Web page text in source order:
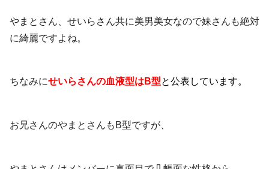
やまとさん、せいらさん共に美男美女なので妹さんも絶対
に綺麗ですよね。
ちなみにせいらさんの血液型はB型と公表しています。
お兄さんのやまとさんもB型ですが、